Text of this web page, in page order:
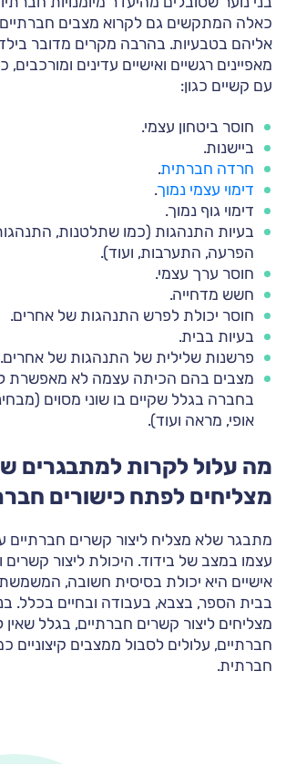
כאלה המתקשים גם לקרוא מצבים חברתיים
אליהם בטבעיות. בהרבה מקרים מדובר
מאפיינים רגשיים ואישיים עדינים
עם קשיים כגון:
חוסר ביטחון עצמי.
ביישנות.
חרדה חברתית.
דימוי עצמי נמוך.
דימוי גוף נמוך.
בעיות התנהגות (כמו שתלטנות,
הפרעה, התערבות, ועוד).
חוסר ערך עצמי.
חשש מדחייה.
חוסר יכולת לפרש התנהגות של אחרים.
בעיות בבית.
פרשנות שלילית של התנהגות של אחרים.
מצבים בהם הכיתה עצמה לא מאפשרת
בחברה בגלל שקיים בו שוני מסוים
אופי, מראה ועוד).
מה עלול לקרות למתבגרים
מצליחים לפתח כישורים
מתבגר שלא מצליח ליצור קשרים חברתיים
עצמו במצב של בידוד. היכולת ליצור קשרים
אישיים היא יכולת בסיסית חשובה,
בבית הספר, בצבא, בעבודה ובחיים בכלל.
מצליחים ליצור קשרים חברתיים, בגלל שאין
חברתיים, עלולים לסבול ממצבים קיצוניים
חברתית.